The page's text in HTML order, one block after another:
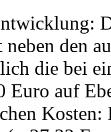
den
die bei
Euro auf